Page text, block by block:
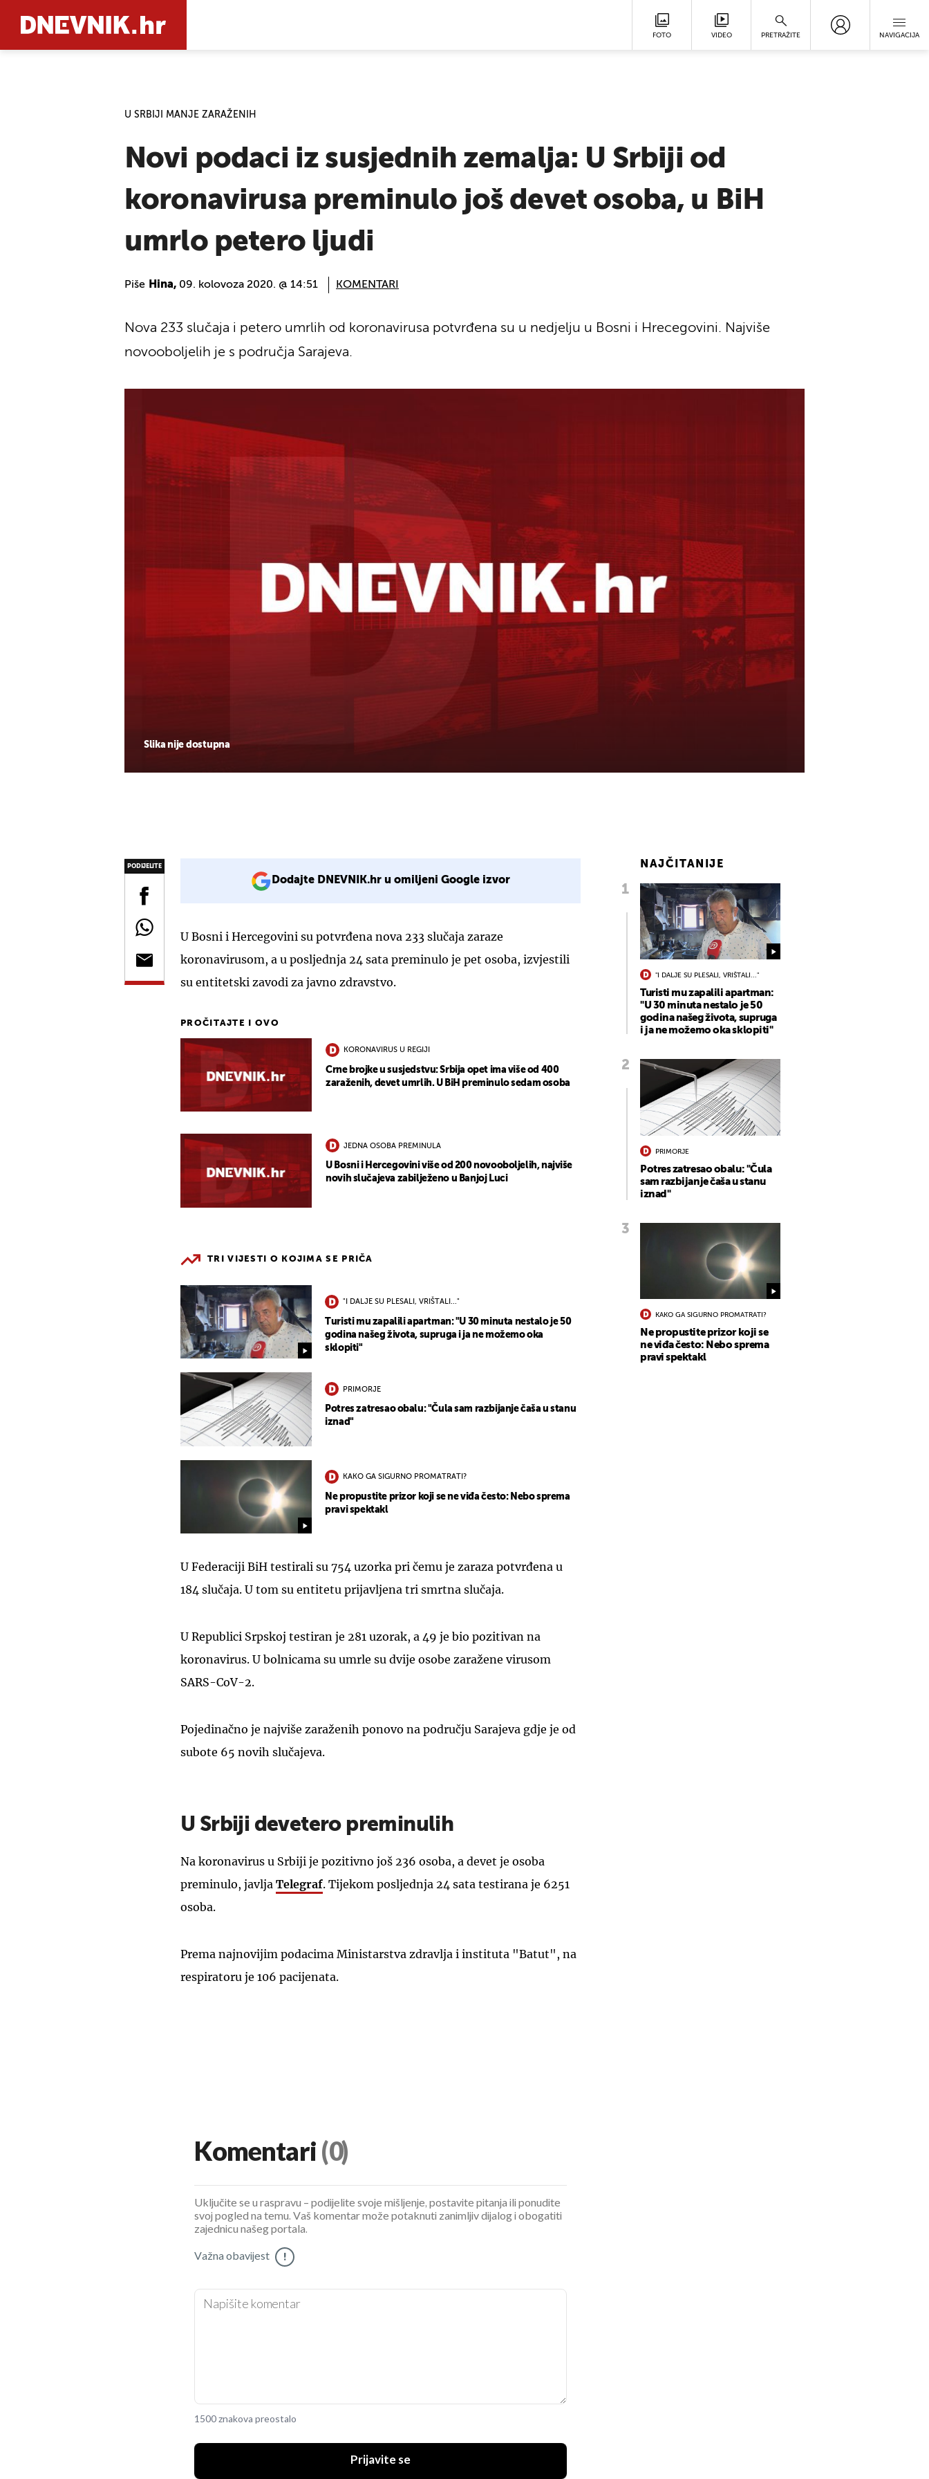
FOTO VIDEO PRETRAŽITE NAVIGACIJA
U SRBIJI MANJE ZARAŽENIH
Novi podaci iz susjednih zemalja: U Srbiji od
koronavirusa preminulo još devet osoba, u BiH
umrlo petero ljudi
Piše Hina, 09. kolovoza 2020. @ 14:51 KOMENTARI
Slika nije dostupna
Nova 233 slučaja i petero umrlih od koronavirusa potvrđena su u nedjelju u Bosni i Hrecegovini. Najviše
novooboljelih je s područja Sarajeva.
PODIJELITE
Dodajte DNEVNIK.hr u omiljeni Google izvor
U Bosni i Hercegovini su potvrđena nova 233 slučaja zaraze
koronavirusom, a u posljednja 24 sata preminulo je pet osoba, izvjestili
su entitetski zavodi za javno zdravstvo.
PROČITAJTE I OVO
KORONAVIRUS U REGIJI
Crne brojke u susjedstvu: Srbija opet ima više od 400
zaraženih, devet umrlih. U BiH preminulo sedam osoba
JEDNA OSOBA PREMINULA
U Bosni i Hercegovini više od 200 novooboljelih, najviše
novih slučajeva zabilježeno u Banjoj Luci
TRI VIJESTI O KOJIMA SE PRIČA
"I DALJE SU PLESALI, VRIŠTALI..."
Turisti mu zapalili apartman: "U 30 minuta nestalo je 50
godina našeg života, supruga i ja ne možemo oka
sklopiti"
PRIMORJE
Potres zatresao obalu: "Čula sam razbijanje čaša u stanu
iznad"
KAKO GA SIGURNO PROMATRATI?
Ne propustite prizor koji se ne viđa često: Nebo sprema
pravi spektakl
U Federaciji BiH testirali su 754 uzorka pri čemu je zaraza potvrđena u
184 slučaja. U tom su entitetu prijavljena tri smrtna slučaja.
U Republici Srpskoj testiran je 281 uzorak, a 49 je bio pozitivan na
koronavirus. U bolnicama su umrle su dvije osobe zaražene virusom
SARS-CoV-2.
Pojedinačno je najviše zaraženih ponovo na području Sarajeva gdje je od
subote 65 novih slučajeva.
U Srbiji devetero preminulih
Na koronavirus u Srbiji je pozitivno još 236 osoba, a devet je osoba
preminulo, javlja Telegraf. Tijekom posljednja 24 sata testirana je 6251
osoba.
Prema najnovijim podacima Ministarstva zdravlja i instituta "Batut", na
respiratoru je 106 pacijenata.
NAJČITANIJE
"I DALJE SU PLESALI, VRIŠTALI..."
Turisti mu zapalili apartman:
"U 30 minuta nestalo je 50
godina našeg života, supruga
i ja ne možemo oka sklopiti"
PRIMORJE
Potres zatresao obalu: "Čula
sam razbijanje čaša u stanu
iznad"
KAKO GA SIGURNO PROMATRATI?
Ne propustite prizor koji se
ne viđa često: Nebo sprema
pravi spektakl
Komentari (0)
Uključite se u raspravu – podijelite svoje mišljenje, postavite pitanja ili ponudite
svoj pogled na temu. Vaš komentar može potaknuti zanimljiv dijalog i obogatiti
zajednicu našeg portala.
Važna obavijest !
1500 znakova preostalo
Prijavite se
UKLJUČITE NOTIFIKACIJE